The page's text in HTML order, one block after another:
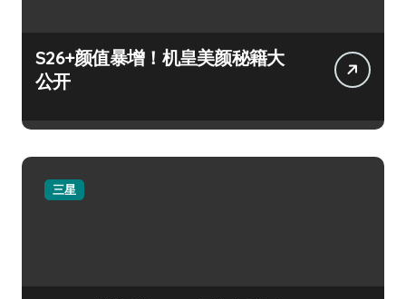
S26+颜值暴增！机皇美颜秘籍大
公开
三星